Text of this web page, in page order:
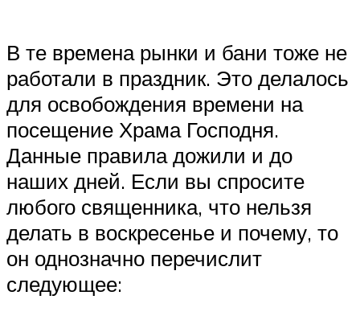
В те времена рынки и бани тоже не
работали в праздник. Это делалось
для освобождения времени на
посещение Храма Господня.
Данные правила дожили и до
наших дней. Если вы спросите
любого священника, что нельзя
делать в воскресенье и почему, то
он однозначно перечислит
следующее: